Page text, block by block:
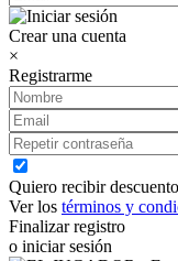
Crear una cuenta
×
Registrarme
Quiero recibir
Ver los términos y
Finalizar registro
o iniciar sesión